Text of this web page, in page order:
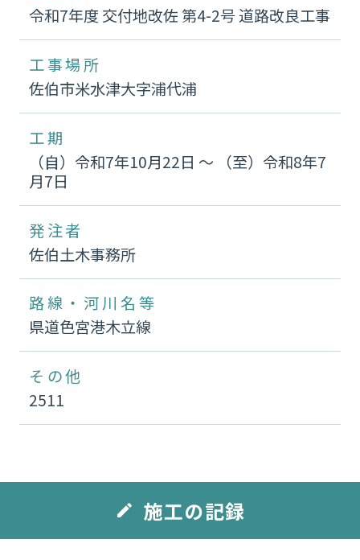
令和7年度 交付地改佐 第4-2号 道路改良工事
工事場所
佐伯市米水津大字浦代浦
工期
（自）令和7年10月22日 〜 （至）令和8年7
月7日
発注者
佐伯土木事務所
路線・河川名等
県道色宮港木立線
その他
2511
edit 施工の記録